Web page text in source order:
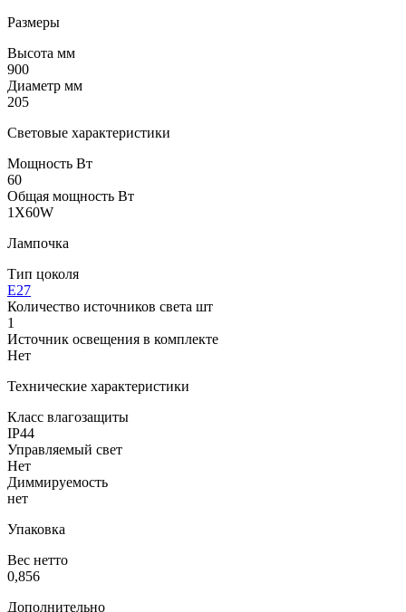
Размеры
Высота мм
900
Диаметр мм
205
Световые характеристики
Мощность Вт
60
Общая мощность Вт
1X60W
Лампочка
Тип цоколя
E27
Количество источников света шт
1
Источник освещения в комплекте
Нет
Технические характеристики
Класс влагозащиты
IP44
Управляемый свет
Нет
Диммируемость
нет
Упаковка
Вес нетто
0,856
Дополнительно